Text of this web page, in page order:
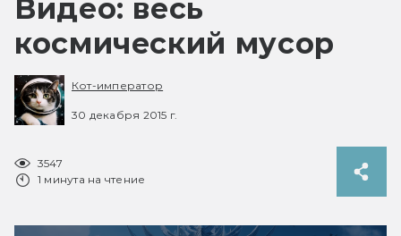
Видео: весь
космический мусор
Кот-император
30 декабря 2015 г.
3547
1 минута на чтение